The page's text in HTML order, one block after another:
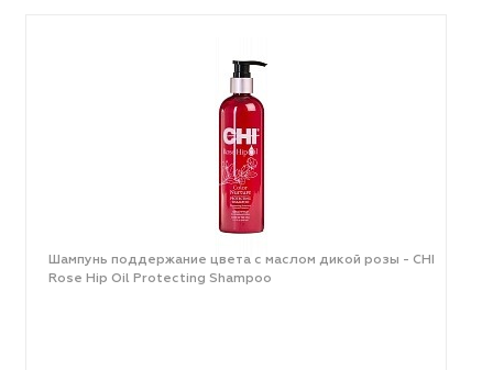
Шампунь поддержание цвета с маслом дикой розы - CHI
Rose Hip Oil Protecting Shampoo